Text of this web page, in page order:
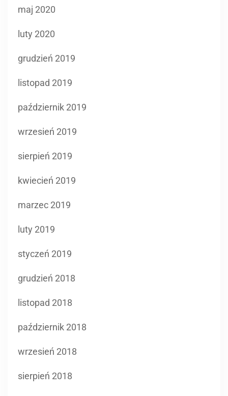
grudzień 2019
listopad 2019
październik 2019
wrzesień 2019
sierpień 2019
kwiecień 2019
marzec 2019
luty 2019
styczeń 2019
grudzień 2018
listopad 2018
październik 2018
wrzesień 2018
sierpień 2018
lipiec 2018
czerwiec 2018